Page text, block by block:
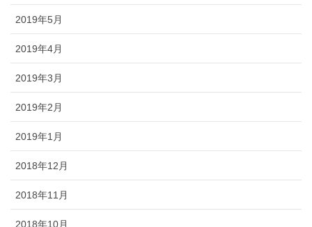
2019年5月
2019年4月
2019年3月
2019年2月
2019年1月
2018年12月
2018年11月
2018年10月